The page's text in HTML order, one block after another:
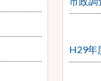
H29年